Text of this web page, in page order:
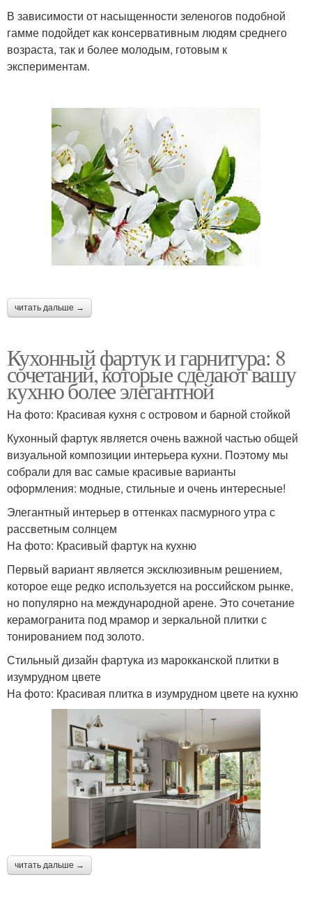
В зависимости от насыщенности зеленогов подобной
гамме подойдет как консервативным людям среднего
возраста, так и более молодым, готовым к
экспериментам.
читать дальше →
Кухонный фартук и гарнитура: 8
сочетаний, которые сделают вашу
кухню более элегантной
На фото: Красивая кухня с островом и барной стойкой
Кухонный фартук является очень важной частью общей
визуальной композиции интерьера кухни. Поэтому мы
собрали для вас самые красивые варианты
оформления: модные, стильные и очень интересные!
Элегантный интерьер в оттенках пасмурного утра с
рассветным солнцем
На фото: Красивый фартук на кухню
Первый вариант является эксклюзивным решением,
которое еще редко используется на российском рынке,
но популярно на международной арене. Это сочетание
керамогранита под мрамор и зеркальной плитки с
тонированием под золото.
Стильный дизайн фартука из марокканской плитки в
изумрудном цвете
На фото: Красивая плитка в изумрудном цвете на кухню
читать дальше →